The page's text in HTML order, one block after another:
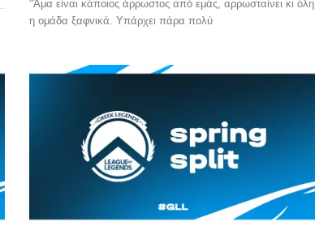
"Άμα είναι κάποιος άρρωστος από εμάς, αρρωσταίνει κι όλη
η ομάδα ξαφνικά. Υπάρχει πάρα πολύ